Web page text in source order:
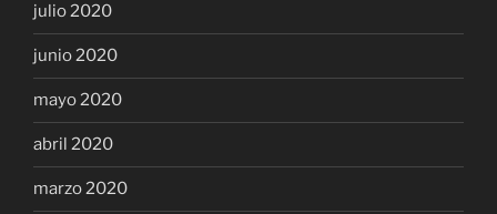
julio 2020
junio 2020
mayo 2020
abril 2020
marzo 2020